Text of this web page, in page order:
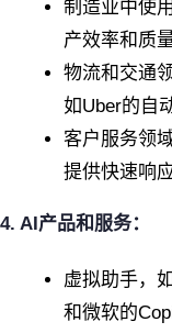
制造业中使
产效率和质
物流和交通
如Uber的自
客户服务领
提供快速响
4. AI产品和服务：
虚拟助手，
和微软的